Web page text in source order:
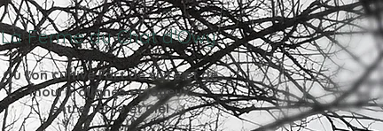
La Ferme du Chat d'Owy
Où l'on cultive l'art de vivre et de
mouriralignés et joyeux
entre Terre et Ciel